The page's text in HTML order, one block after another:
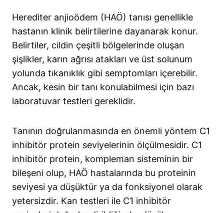
Herediter anjioödem (HAÖ) tanısı genellikle
hastanın klinik belirtilerine dayanarak konur.
Belirtiler, cildin çeşitli bölgelerinde oluşan
şişlikler, karın ağrısı atakları ve üst solunum
yolunda tıkanıklık gibi semptomları içerebilir.
Ancak, kesin bir tanı konulabilmesi için bazı
laboratuvar testleri gereklidir.
Tanının doğrulanmasında en önemli yöntem C1
inhibitör protein seviyelerinin ölçülmesidir. C1
inhibitör protein, kompleman sisteminin bir
bileşeni olup, HAÖ hastalarında bu proteinin
seviyesi ya düşüktür ya da fonksiyonel olarak
yetersizdir. Kan testleri ile C1 inhibitör